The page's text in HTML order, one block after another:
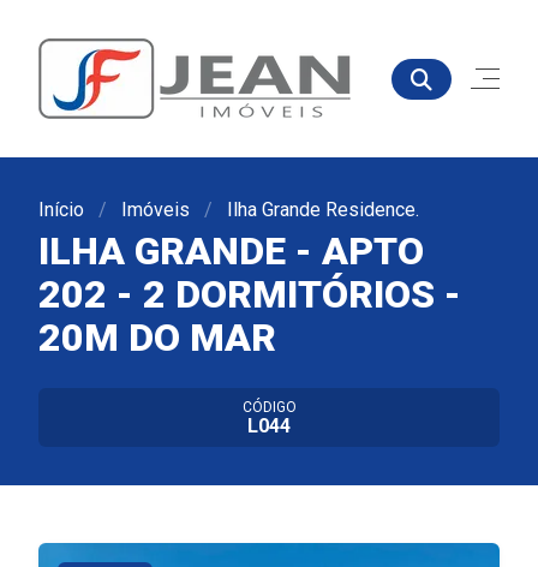
Início Imóveis Ilha Grande Residence.
ILHA GRANDE - APTO
202 - 2 DORMITÓRIOS -
20M DO MAR
CÓDIGO
L044